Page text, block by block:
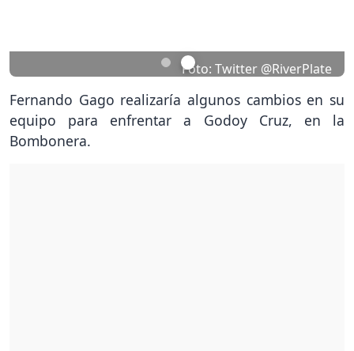
Foto: Twitter @RiverPlate
Fernando Gago realizaría algunos cambios en su
equipo para enfrentar a Godoy Cruz, en la
Bombonera.